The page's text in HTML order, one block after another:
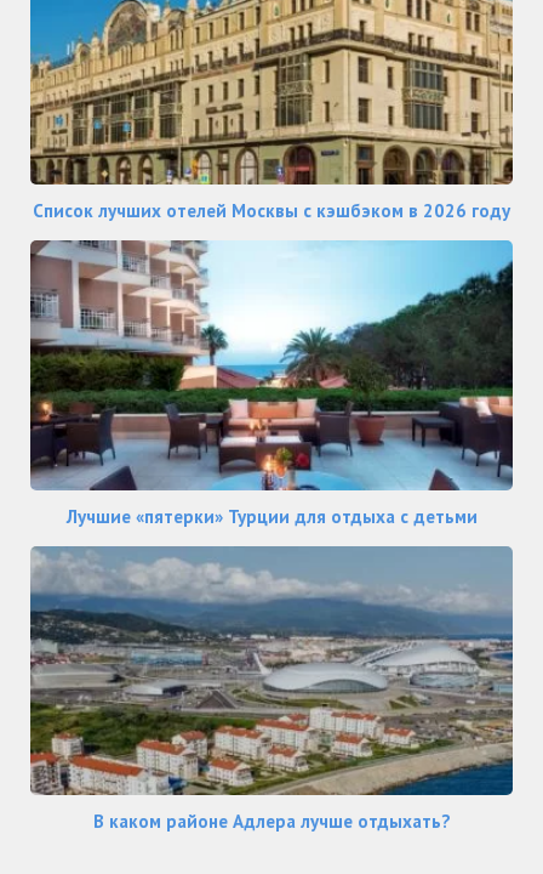
Список лучших отелей Москвы с кэшбэком в 2026 году
Лучшие «пятерки» Турции для отдыха с детьми
В каком районе Адлера лучше отдыхать?